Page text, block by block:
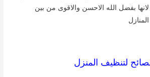
بفضل الله الاحسن والاقوى من بين
لتنظيف المنزل